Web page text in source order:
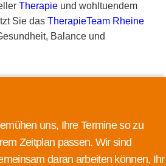
Therapie und wohltuendem
Sie das TherapieTeam Rheine
Balance und
uns, Ihre Termine so zu
Zeitplan passen. Wir sind
daran arbeiten können, Ihr